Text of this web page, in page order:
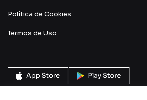
Política de Cookies
Termos de Uso